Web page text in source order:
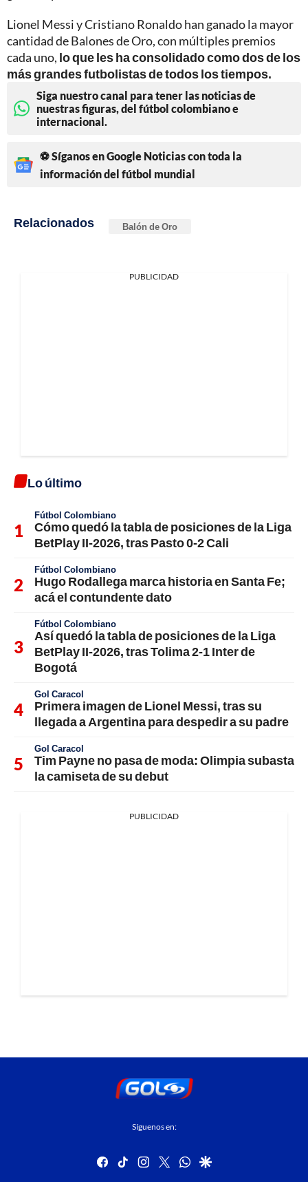
Lionel Messi y Cristiano Ronaldo han ganado la mayor
cantidad de Balones de Oro, con múltiples premios
cada uno, lo que les ha consolidado como dos de los
más grandes futbolistas de todos los tiempos.
Siga nuestro canal para tener las noticias de
nuestras figuras, del fútbol colombiano e
internacional.
⚽ Síganos en Google Noticias con toda la
información del fútbol mundial
Relacionados Balón de Oro
PUBLICIDAD
Lo último
Fútbol Colombiano
Cómo quedó la tabla de posiciones de la Liga
BetPlay II-2026, tras Pasto 0-2 Cali
Fútbol Colombiano
Hugo Rodallega marca historia en Santa Fe;
acá el contundente dato
Fútbol Colombiano
Así quedó la tabla de posiciones de la Liga
BetPlay II-2026, tras Tolima 2-1 Inter de
Bogotá
Gol Caracol
Primera imagen de Lionel Messi, tras su
llegada a Argentina para despedir a su padre
Gol Caracol
Tim Payne no pasa de moda: Olimpia subasta
la camiseta de su debut
PUBLICIDAD
Síguenos en:
facebook
tiktok instagram
twitterwhatsapp
google